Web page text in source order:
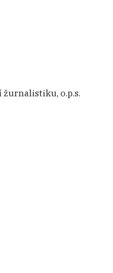
o.p.s.